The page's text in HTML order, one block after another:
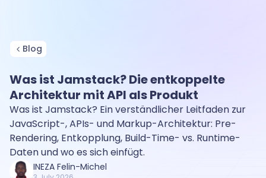
Blog
Was ist Jamstack? Die entkoppelte
Architektur mit API als Produkt
Was ist Jamstack? Ein verständlicher Leitfaden zur
JavaScript-, APIs- und Markup-Architektur: Pre-
Rendering, Entkopplung, Build-Time- vs. Runtime-
Daten und wo es sich einfügt.
INEZA Felin-Michel